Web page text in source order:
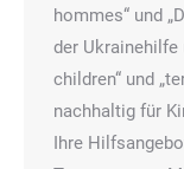
hommes“ und
der Ukrainehilfe
children“ und
nachhaltig für
Ihre